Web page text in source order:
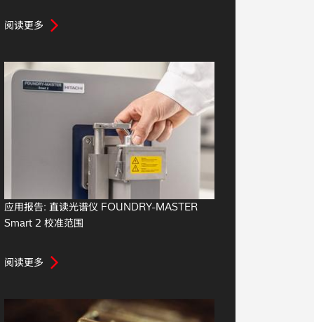
阅读更多
应用报告: 直读光谱仪 FOUNDRY-MASTER
Smart 2 校准范围
阅读更多